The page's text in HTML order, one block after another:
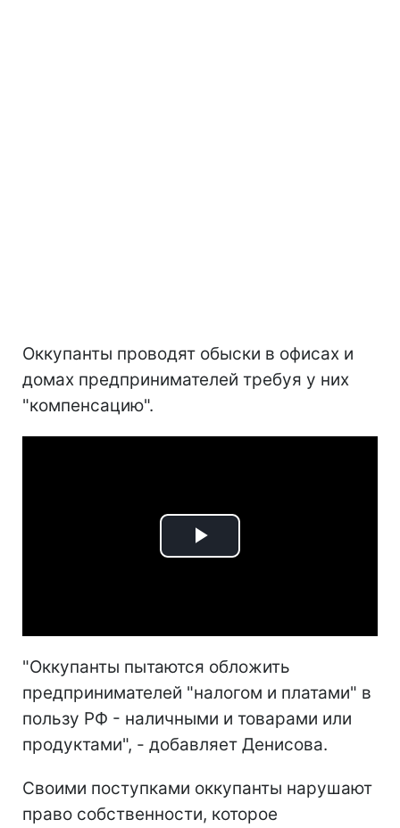
Оккупанты проводят обыски в офисах и
домах предпринимателей требуя у них
"компенсацию".
Play
"Оккупанты пытаются обложить
предпринимателей "налогом и платами" в
пользу РФ - наличными и товарами или
продуктами", - добавляет Денисова.
Своими поступками оккупанты нарушают
право собственности, которое